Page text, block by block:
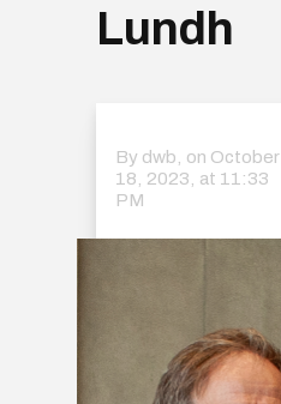
Lundh
By dwb, on October
18, 2023, at 11:33
PM